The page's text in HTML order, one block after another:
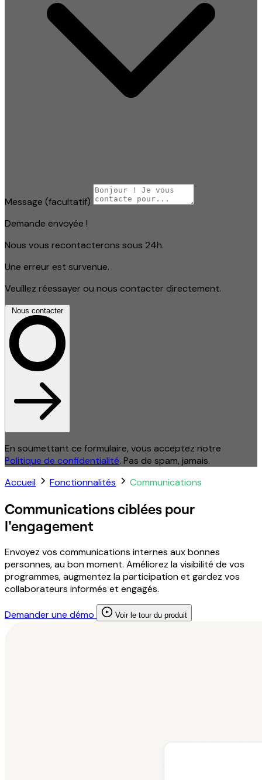
Message (facultatif)
Demande envoyée !
Nous vous recontacterons sous 24h.
Une erreur est survenue.
Veuillez réessayer ou nous contacter directement.
Nous contacter
En soumettant ce formulaire, vous acceptez notre
Politique de confidentialité. Pas de spam, jamais.
Accueil
Fonctionnalités Communications
Communications ciblées pour
l'engagement
Envoyez vos communications internes aux bonnes
personnes, au bon moment. Améliorez la visibilité de vos
programmes, augmentez la participation et gardez vos
collaborateurs informés et engagés.
Demander une démo Voir le tour du produit